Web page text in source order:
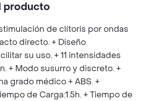
producto
de clítoris por ondas
directo. + Diseño
su uso. + 11 intensidades
+ Modo susurro y discreto. +
grado médico + ABS. +
de Carga:1.5h. + Tiempo de